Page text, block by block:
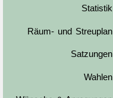
Statistik
Räum- und Streuplan
Satzungen
Wahlen